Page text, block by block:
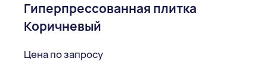
Гиперпрессованная плитка
Коричневый
Цена по запросу